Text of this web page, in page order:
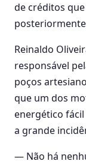
de créditos
Reinaldo
responsável
poços
que um dos
energético
a grande
— Não há